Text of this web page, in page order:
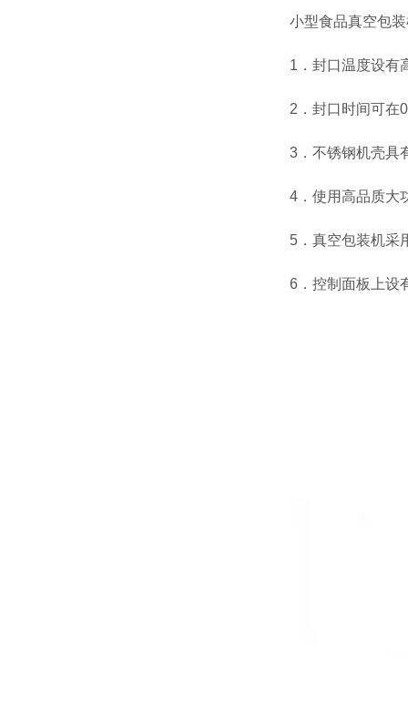
小型食品真空包
1．封口温度设有
2．封口时间可在
3．不锈钢机壳具
4．使用高品质大
5．真空包装机采
6．控制面板上设